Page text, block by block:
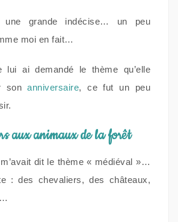
une grande indécise… un peu
moi en fait…
lui ai demandé le thème qu’elle
sonanniversaire, ce fut un peu
aux animaux de la forêt
dit le thème « médiéval »…
: des chevaliers, des châteaux,